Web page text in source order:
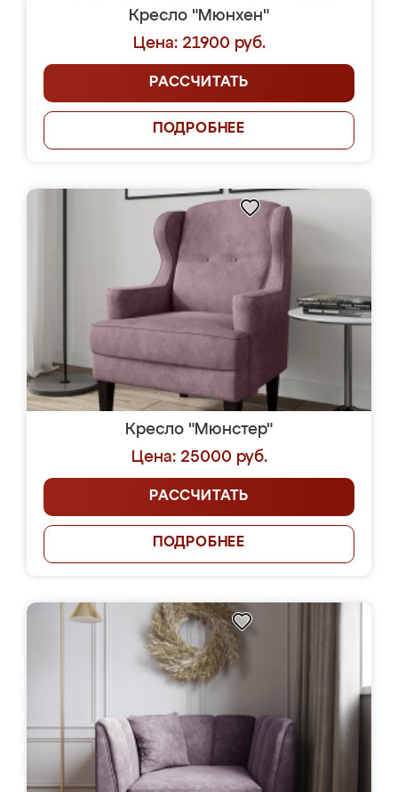
Кресло "Мюнхен"
Цена: 21900 руб.
РАССЧИТАТЬ
ПОДРОБНЕЕ
Кресло "Мюнстер"
Цена: 25000 руб.
РАССЧИТАТЬ
ПОДРОБНЕЕ